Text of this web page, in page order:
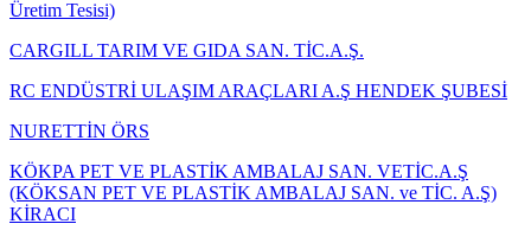
Üretim Tesisi)
CARGILL TARIM VE GIDA SAN. TİC.A.Ş.
RC ENDÜSTRİ ULAŞIM ARAÇLARI A.Ş HENDEK ŞUBESİ
NURETTİN ÖRS
KÖKPA PET VE PLASTİK AMBALAJ SAN. VETİC.A.Ş
(KÖKSAN PET VE PLASTİK AMBALAJ SAN. ve TİC. A.Ş)
KİRACI